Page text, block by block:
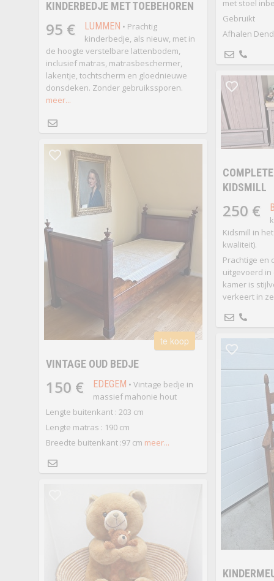
met stoel
Gebruikt
Afhalen
KINDERBEDJE MET TOEBEHOREN
95 € LUMMEN • Prachtig
kinderbedje, als nieuw, met in
de hoogte verstelbare lattenbodem,
inclusief matras, matrasbeschermer,
lakentje, tochtscherm en gloednieuwe
donsdeken. Zonder gebruikssporen.
meer...
KIDSMILL
250 €
Kidsmill in
kwaliteit).
Prachtige en
uitgevoerd in
kamer is
verkeert in
te koop
VINTAGE OUD BEDJE
150 € EDEGEM • Vintage bedje in
massief mahonie hout
Lengte buitenkant : 203 cm
Lengte matras : 190 cm
Breedte buitenkant :97 cm meer...